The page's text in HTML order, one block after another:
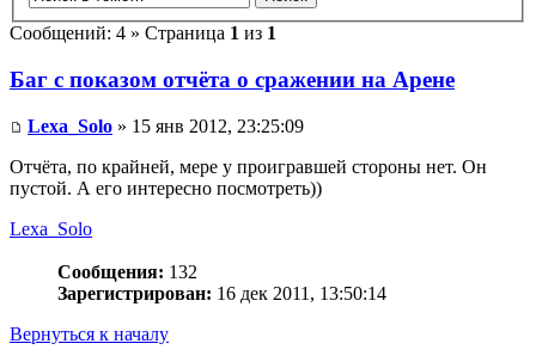
Сообщений: 4 » Страница 1 из 1
Баг с показом отчёта о сражении на Арене
Lexa_Solo » 15 янв 2012, 23:25:09
Отчёта, по крайней, мере у проигравшей стороны нет. Он
пустой. А его интересно посмотреть))
Lexa_Solo
Сообщения: 132
Зарегистрирован: 16 дек 2011, 13:50:14
Вернуться к началу